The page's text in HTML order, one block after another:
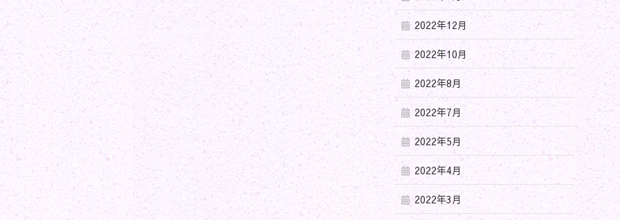
2022年12月
2022年10月
2022年8月
2022年7月
2022年5月
2022年4月
2022年3月